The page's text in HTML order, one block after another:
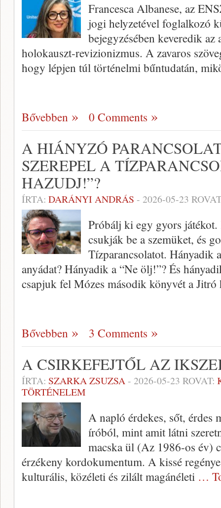
Francesca Albanese, az
jogi helyzetével foglalkozó
bejegyzésében keveredik
holokauszt-revizionizmus. A zavaros
hogy lépjen túl történelmi bűntudatán,
Bővebben 0 Comments
A HIÁNYZÓ
SZEREPEL A
HAZUDJ!”?
ÍRTA: DARÁNYI ANDRÁS - 2026-05-23
Próbálj ki egy gyors
csukják be a szemüket, és
Tízparancsolatot. Hányadik
anyádat? Hányadik a “Ne ölj!”? És
csapjuk fel Mózes második könyvét a Jitró
Bővebben 3 Comments
A CSIRKEFEJTŐL AZ
ÍRTA: SZARKA ZSUZSA- 2026-05-23 ROVAT:
TÖRTÉNELEM
A napló érdekes, sőt, érdes
íróból, mint amit látni
macska ül (Az 1986-os év)
érzékeny kordokumentum. A kissé
kulturális, közéleti és zilált magánéleti …